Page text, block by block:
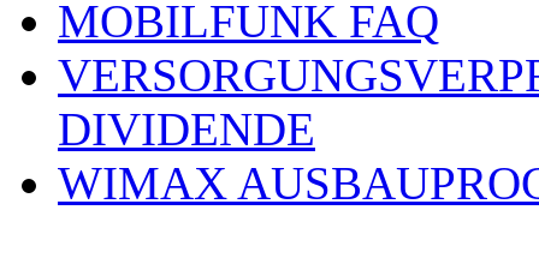
MOBILFUNK FAQ
DIVIDENDE
WIMAX